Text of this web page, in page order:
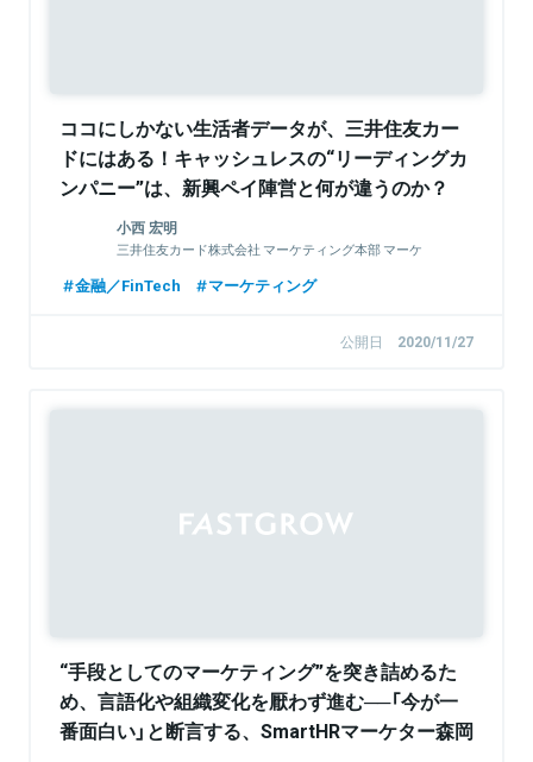
ココにしかない生活者データが、三井住友カー
ドにはある！キャッシュレスの“リーディングカ
ンパニー”は、新興ペイ陣営と何が違うのか？
小西 宏明
三井住友カード株式会社 マーケティング本部 マーケ
金融／FinTech マーケティング
公開日 2020/11/27
“手段としてのマーケティング”を突き詰めるた
め、言語化や組織変化を厭わず進む──「今が一
番面白い」と断言する、SmartHRマーケター森岡